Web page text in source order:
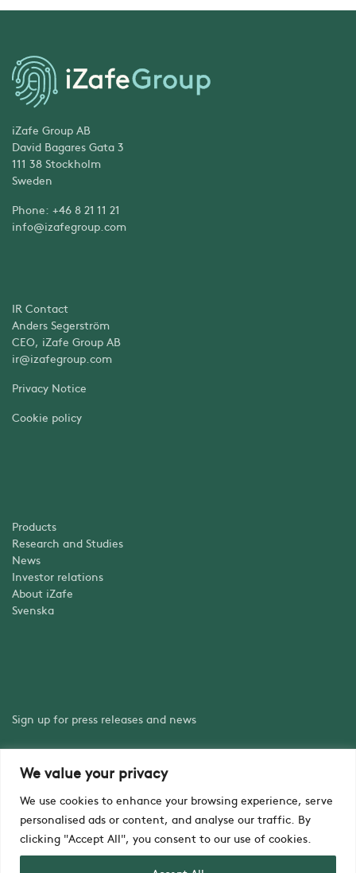
We value your privacy
We use cookies to enhance your browsing experience, serve
personalised ads or content, and analyse our traffic. By
clicking "Accept All", you consent to our use of cookies.
iZafe Group AB
David Bagares Gata 3
111 38 Stockholm
Sweden
Phone: +46 8 21 11 21
info@izafegroup.com
IR Contact
Anders Segerström
CEO, iZafe Group AB
ir@izafegroup.com
Privacy Notice
Cookie policy
Products
Research and Studies
News
Investor relations
About iZafe
Svenska
Sign up for press releases and news
Sign up